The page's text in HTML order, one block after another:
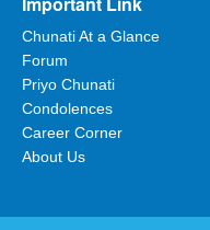
Chunati At a Glance
Forum
Priyo Chunati
Condolences
Career Corner
About Us